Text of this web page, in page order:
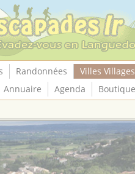
Randonnées Villes Villages
Annuaire Agenda